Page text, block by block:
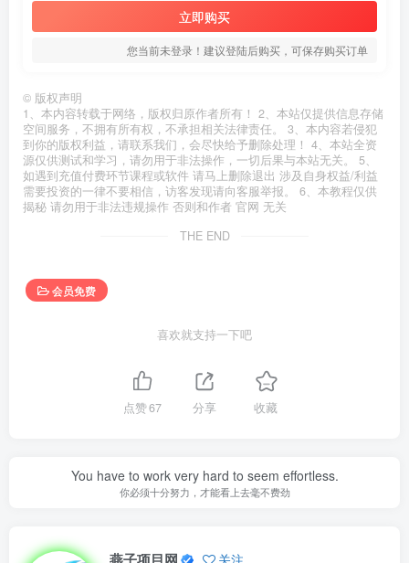
立即购买
您当前未登录！建议登陆后购买，可保存购买订单
© 版权声明
1、本内容转载于网络，版权归原作者所有！ 2、本站仅提供信息存储
空间服务，不拥有所有权，不承担相关法律责任。 3、本内容若侵犯
到你的版权利益，请联系我们，会尽快给予删除处理！ 4、本站全资
源仅供测试和学习，请勿用于非法操作，一切后果与本站无关。 5、
如遇到充值付费环节课程或软件 请马上删除退出 涉及自身权益/利益
需要投资的一律不要相信，访客发现请向客服举报。 6、本教程仅供
揭秘 请勿用于非法违规操作 否则和作者 官网 无关
THE END
会员免费
喜欢就支持一下吧
点赞67 分享 收藏
You have to work very hard to seem effortless.
你必须十分努力，才能看上去毫不费劲
燕子项目网 关注